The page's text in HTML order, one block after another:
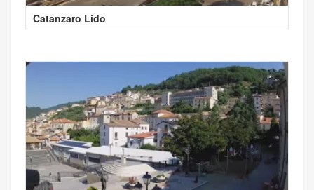
Catanzaro Lido